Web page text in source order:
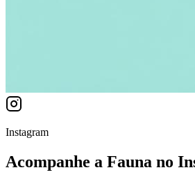
Instagram
Acompanhe a Fauna no